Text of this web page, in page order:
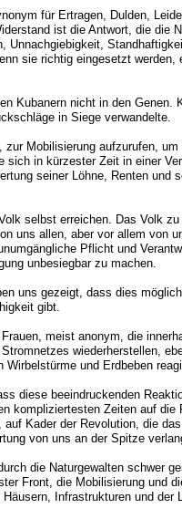
für Ertragen, Dulden,
ist die Antwort, die die
Unnachgiebigkeit,
sie richtig eingesetzt
Kubanern nicht in den
in Siege verwandelte.
Mobilisierung aufzurufen,
sich in kürzester Zeit in einer
seiner Löhne, Renten und
selbst erreichen. Das Volk
uns allen, aber vor allem von
Pflicht und
unbesiegbar zu machen.
uns gezeigt, dass dies
gibt.
meist anonym, die
wiederherstellen,
Wirbelstürme und Erdbeben
diese beeindruckenden
kompliziertesten Zeiten auf die
auf Kader der Revolution, die
von uns an der Spitze
die Naturgewalten schwer
Front, die Mobilisierung und
Infrastrukturen und